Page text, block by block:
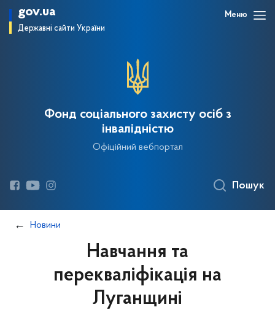
gov.ua
Державні сайти України
Меню
Фонд соціального захисту осіб з
інвалідністю
Офіційний вебпортал
Пошук
Новини
Навчання та
перекваліфікація на
Луганщині